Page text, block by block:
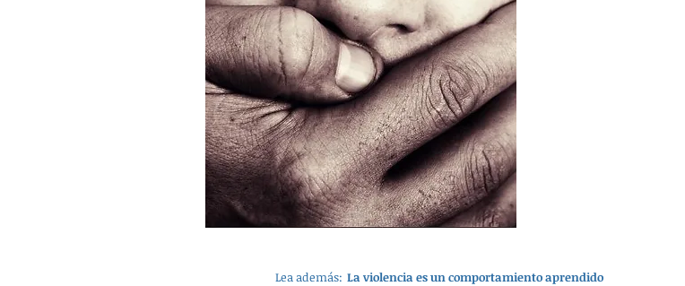
Lea además: La violencia es un comportamiento aprendido